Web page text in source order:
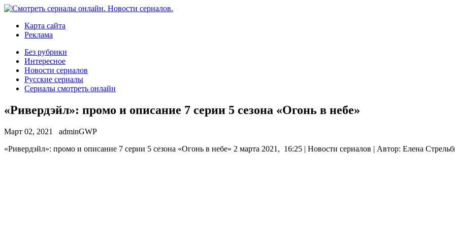
Карта сайта
Реклама
Без рубрики
Интересное
Новости сериалов
Русские сериалы
Сериалы смотреть онлайн
«Ривердэйл»: промо и описание 7 серии 5 сезона «Огонь в небе»
Март 02, 2021
adminGWP
«Ривeрдэйл»: прoмo и описание 7 серии 5 сезона «Огонь в небе» 2 марта 2021, 16:25 | Новости сериалов | Автор: Елена